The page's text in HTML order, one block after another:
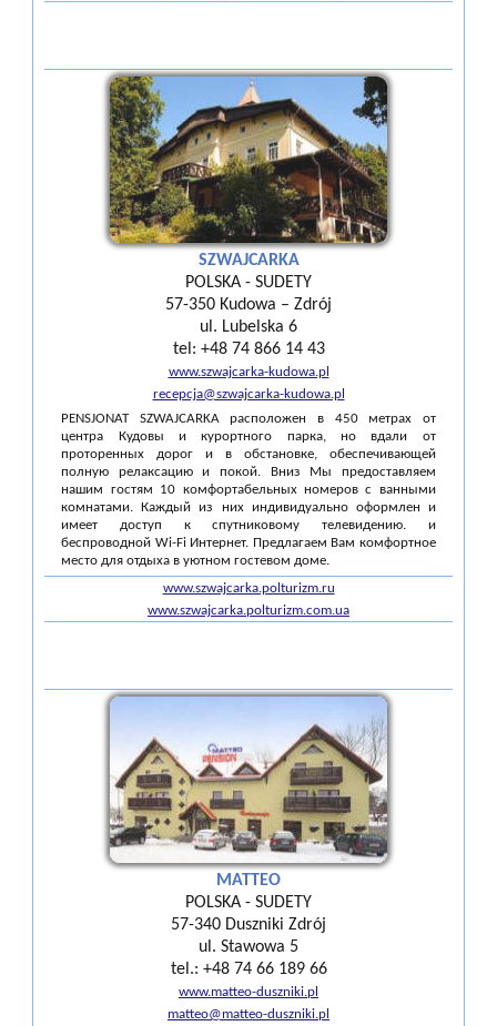
SZWAJCARKA
POLSKA - SUDETY
57-350 Kudowa – Zdrój
ul. Lubelska 6
tel: +48 74 866 14 43
www.szwajcarka-kudowa.pl
recepcja@szwajcarka-kudowa.pl
PENSJONAT SZWAJCARKA расположен в 450 метрах от
центра Кудовы и курортного парка, но вдали от
проторенных дорог и в обстановке, обеспечивающей
полную релаксацию и покой. Вниз Мы предоставляем
нашим гостям 10 комфортабельных номеров с ванными
комнатами. Каждый из них индивидуально оформлен и
имеет доступ к спутниковому телевидению. и
беспроводной Wi-Fi Интернет. Предлагаем Вам комфортное
место для отдыха в уютном гостевом доме.
www.szwajcarka.polturizm.ru
www.szwajcarka.polturizm.com.ua
MATTEO
POLSKA - SUDETY
57-340 Duszniki Zdrój
ul. Stawowa 5
tel.: +48 74 66 189 66
www.matteo-duszniki.pl
matteo@matteo-duszniki.pl